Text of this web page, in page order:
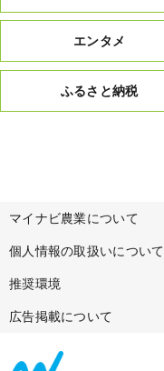
エンタメ
ふるさと納税
マイナビ農業について
個人情報の取扱いについて
推奨環境
広告掲載について